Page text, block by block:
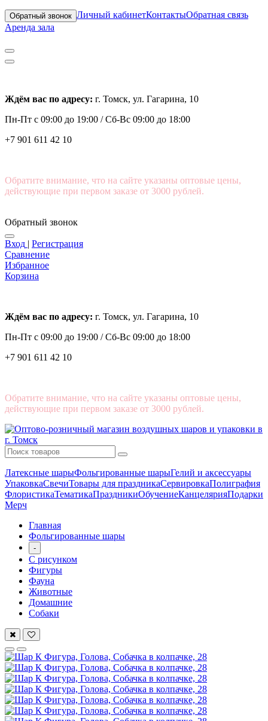
Обратный звонок Личный кабинетКонтактыОбратная связь
Аренда зала
Ждём вас по адресу: г. Томск, ул. Гагарина, 10
Пн-Пт с 09:00 до 19:00 /Сб-Вс 09:00 до 18:00
+7 901 611 42 10
Обратите внимание, что на сайте указаны оптовые цены,
действующие при первом заказе от 3000 рублей.
Обратный звонок
Вход | Регистрация
Сравнение
Избранное
Корзина
Ждём вас по адресу: г. Томск, ул. Гагарина, 10
Пн-Пт с 09:00 до 19:00 /Сб-Вс 09:00 до 18:00
+7 901 611 42 10
Обратите внимание, что на сайте указаны оптовые цены,
действующие при первом заказе от 3000 рублей.
Латексные шарыФольгированные шарыГелий и аксессуары
УпаковкаСвечиТовары для праздникаСервировкаПолиграфия
ФлористикаТематикаПраздникиОбучениеКанцелярияПодарки
Мерч
Главная
Фольгированные шары
-
С рисунком
Фигуры
Фауна
Животные
Домашние
Собаки